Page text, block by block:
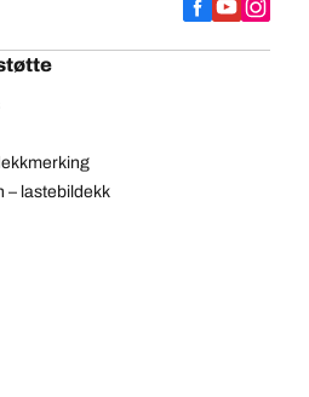
– lastebildekk